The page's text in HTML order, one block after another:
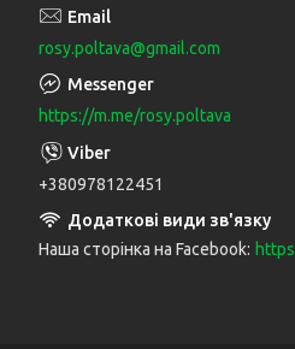
rosy.poltava@gmail.com
https://m.me/rosy.poltava
+380978122451
Наша сторінка на Facebook